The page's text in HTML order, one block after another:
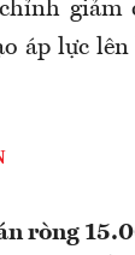
giảm
áp lực
ròng